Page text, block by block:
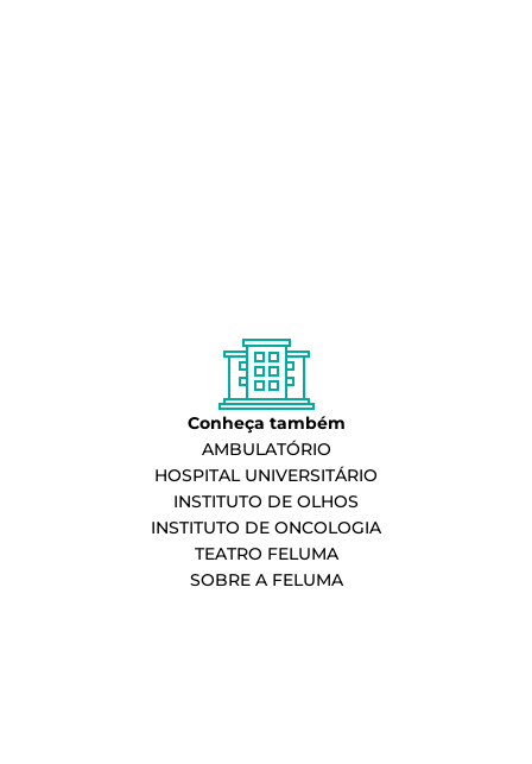
Conheça também
AMBULATÓRIO
HOSPITAL UNIVERSITÁRIO
INSTITUTO DE OLHOS
INSTITUTO DE ONCOLOGIA
TEATRO FELUMA
SOBRE A FELUMA